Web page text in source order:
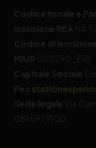
Codice fiscale e
Iscrizione REA NA
Codice di
MIUR 000290_EIRI
Capitale Sociale
Pec
Sede legale
Via
081 5979100